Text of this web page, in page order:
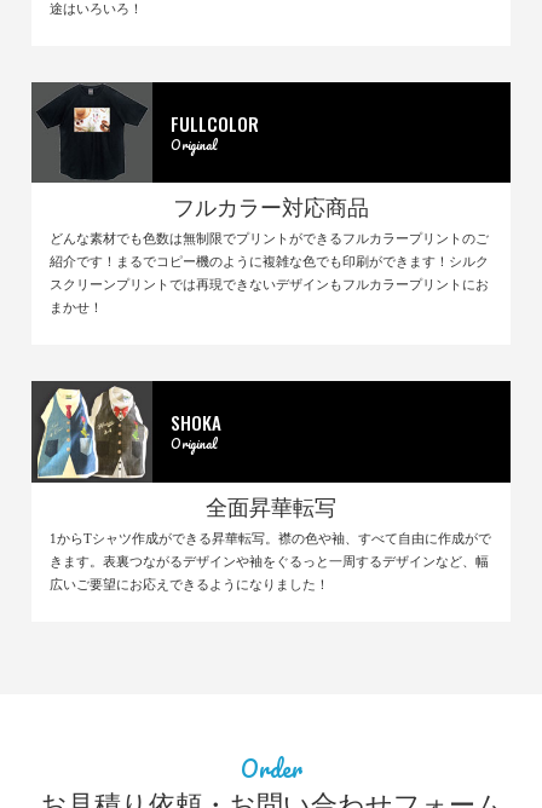
途はいろいろ！
FULLCOLOR
Original
フルカラー対応商品
どんな素材でも色数は無制限でプリントができるフルカラープリントのご
紹介です！まるでコピー機のように複雑な色でも印刷ができます！シルク
スクリーンプリントでは再現できないデザインもフルカラープリントにお
まかせ！
SHOKA
Original
全面昇華転写
1からTシャツ作成ができる昇華転写。襟の色や袖、すべて自由に作成がで
きます。表裏つながるデザインや袖をぐるっと一周するデザインなど、幅
広いご要望にお応えできるようになりました！
Order